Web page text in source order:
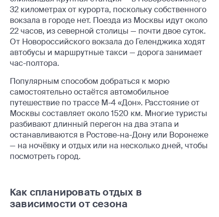
32 километрах от курорта, поскольку собственного
вокзала в городе нет. Поезда из Москвы идут около
22 часов, из северной столицы — почти двое суток.
От Новороссийского вокзала до Геленджика ходят
автобусы и маршрутные такси — дорога занимает
час-полтора.
Популярным способом добраться к морю
самостоятельно остаётся автомобильное
путешествие по трассе М-4 «Дон». Расстояние от
Москвы составляет около 1520 км. Многие туристы
разбивают длинный перегон на два этапа и
останавливаются в Ростове-на-Дону или Воронеже
— на ночёвку и отдых или на несколько дней, чтобы
посмотреть город.
Как спланировать отдых в
зависимости от сезона